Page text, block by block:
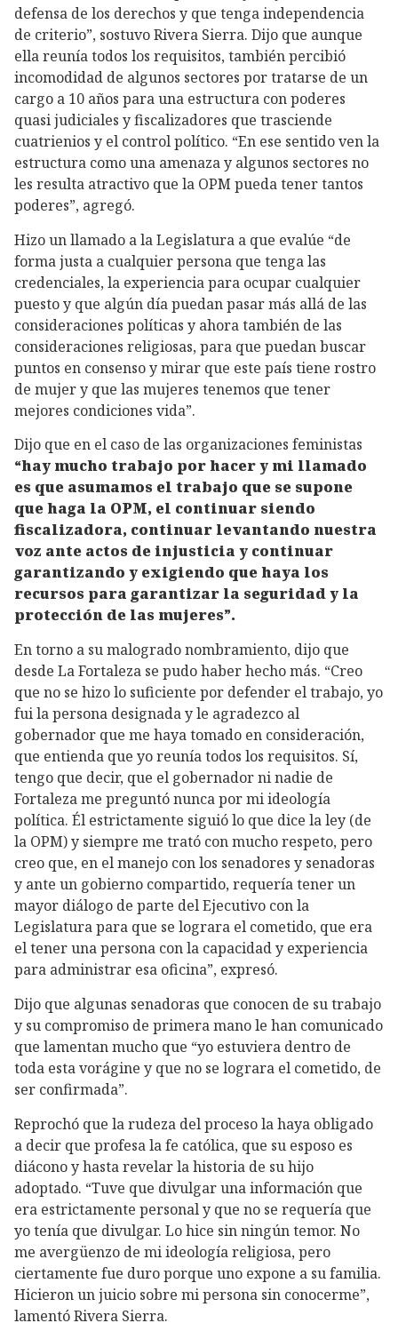
defensa de los derechos y que tenga independencia
de criterio”, sostuvo Rivera Sierra. Dijo que aunque
ella reunía todos los requisitos, también percibió
incomodidad de algunos sectores por tratarse de un
cargo a 10 años para una estructura con poderes
quasi judiciales y fiscalizadores que trasciende
cuatrienios y el control político. “En ese sentido ven la
estructura como una amenaza y algunos sectores no
les resulta atractivo que la OPM pueda tener tantos
poderes”, agregó.
Hizo un llamado a la Legislatura a que evalúe “de
forma justa a cualquier persona que tenga las
credenciales, la experiencia para ocupar cualquier
puesto y que algún día puedan pasar más allá de las
consideraciones políticas y ahora también de las
consideraciones religiosas, para que puedan buscar
puntos en consenso y mirar que este país tiene rostro
de mujer y que las mujeres tenemos que tener
mejores condiciones vida”.
Dijo que en el caso de las organizaciones feministas
“hay mucho trabajo por hacer y mi llamado
es que asumamos el trabajo que se supone
que haga la OPM, el continuar siendo
fiscalizadora, continuar levantando nuestra
voz ante actos de injusticia y continuar
garantizando y exigiendo que haya los
recursos para garantizar la seguridad y la
protección de las mujeres”.
En torno a su malogrado nombramiento, dijo que
desde La Fortaleza se pudo haber hecho más. “Creo
que no se hizo lo suficiente por defender el trabajo, yo
fui la persona designada y le agradezco al
gobernador que me haya tomado en consideración,
que entienda que yo reunía todos los requisitos. Sí,
tengo que decir, que el gobernador ni nadie de
Fortaleza me preguntó nunca por mi ideología
política. Él estrictamente siguió lo que dice la ley (de
la OPM) y siempre me trató con mucho respeto, pero
creo que, en el manejo con los senadores y senadoras
y ante un gobierno compartido, requería tener un
mayor diálogo de parte del Ejecutivo con la
Legislatura para que se lograra el cometido, que era
el tener una persona con la capacidad y experiencia
para administrar esa oficina”, expresó.
Dijo que algunas senadoras que conocen de su trabajo
y su compromiso de primera mano le han comunicado
que lamentan mucho que “yo estuviera dentro de
toda esta vorágine y que no se lograra el cometido, de
ser confirmada”.
Reprochó que la rudeza del proceso la haya obligado
a decir que profesa la fe católica, que su esposo es
diácono y hasta revelar la historia de su hijo
adoptado. “Tuve que divulgar una información que
era estrictamente personal y que no se requería que
yo tenía que divulgar. Lo hice sin ningún temor. No
me avergüenzo de mi ideología religiosa, pero
ciertamente fue duro porque uno expone a su familia.
Hicieron un juicio sobre mi persona sin conocerme”,
lamentó Rivera Sierra.